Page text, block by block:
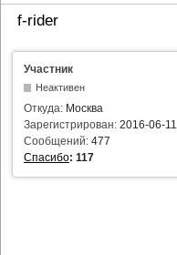
f-rider
Участник
Неактивен
Откуда: Москва
Зарегистрирован: 2016-06-11
Сообщений: 477
Спасибо: 117